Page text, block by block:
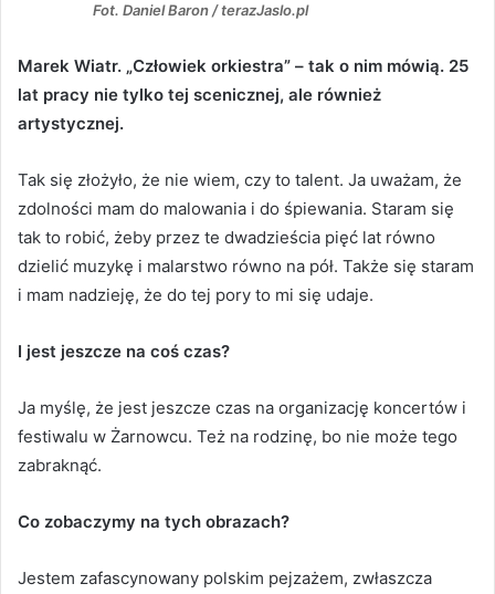
Fot. Daniel Baron / terazJaslo.pl
Marek Wiatr. „Człowiek orkiestra” – tak o nim mówią. 25
lat pracy nie tylko tej scenicznej, ale również
artystycznej.
Tak się złożyło, że nie wiem, czy to talent. Ja uważam, że
zdolności mam do malowania i do śpiewania. Staram się
tak to robić, żeby przez te dwadzieścia pięć lat równo
dzielić muzykę i malarstwo równo na pół. Także się staram
i mam nadzieję, że do tej pory to mi się udaje.
I jest jeszcze na coś czas?
Ja myślę, że jest jeszcze czas na organizację koncertów i
festiwalu w Żarnowcu. Też na rodzinę, bo nie może tego
zabraknąć.
Co zobaczymy na tych obrazach?
Jestem zafascynowany polskim pejzażem, zwłaszcza